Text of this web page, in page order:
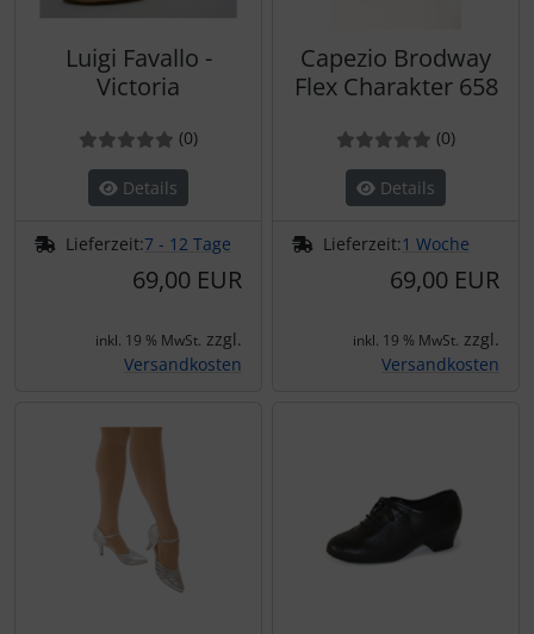
Luigi Favallo -
Victoria
Bewertung: 0 von 5 Sternen!
(0Bewertungen
)
Details
Lieferzeit:7 - 12 Tage
69,00 EUR
inkl. 19 % MwSt. zzgl.
Versandkosten
Capezio Brodway
Flex Charakter 658
Bewertung: 0 von 5
(0)
Details
Lieferzeit:1 Woche
69,00 EUR
inkl. 19 % MwSt. zzgl.
Versandkosten